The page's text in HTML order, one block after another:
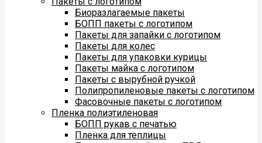
Биоразлагаемые пакеты
БОПП пакеты с логотипом
Пакеты для запайки с логотипом
Пакеты для колес
Пакеты для упаковки курицы
Пакеты майка с логотипом
Пакеты с вырубной ручкой
Полипропиленовые пакеты с логотипом
Фасовочные пакеты с логотипом
Пленка полиэтиленовая
БОПП рукав с печатью
Пленка для теплицы